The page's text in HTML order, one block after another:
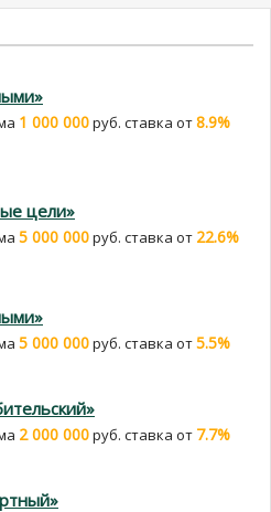
1 000 000руб. cтавка от8.9%
цели»
5 000 000руб. cтавка от 22.6%
5 000 000руб. cтавка от5.5%
2 000 000руб. cтавка от 7.7%